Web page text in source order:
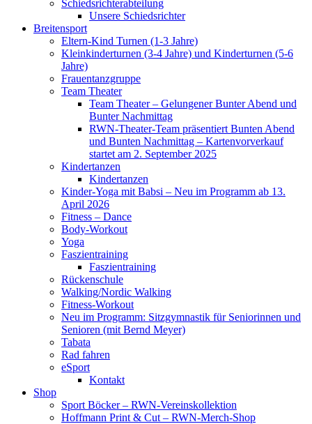
Schiedsrichterabteilung
Unsere Schiedsrichter
Breitensport
Eltern-Kind Turnen (1-3 Jahre)
Kleinkinderturnen (3-4 Jahre) und Kinderturnen (5-6
Jahre)
Frauentanzgruppe
Team Theater
Team Theater – Gelungener Bunter Abend und
Bunter Nachmittag
RWN-Theater-Team präsentiert Bunten Abend
und Bunten Nachmittag – Kartenvorverkauf
startet am 2. September 2025
Kindertanzen
Kindertanzen
Kinder-Yoga mit Babsi – Neu im Programm ab 13.
April 2026
Fitness – Dance
Body-Workout
Yoga
Faszientraining
Faszientraining
Rückenschule
Walking/Nordic Walking
Fitness-Workout
Neu im Programm: Sitzgymnastik für Seniorinnen und
Senioren (mit Bernd Meyer)
Tabata
Rad fahren
eSport
Kontakt
Shop
Sport Böcker – RWN-Vereinskollektion
Hoffmann Print & Cut – RWN-Merch-Shop